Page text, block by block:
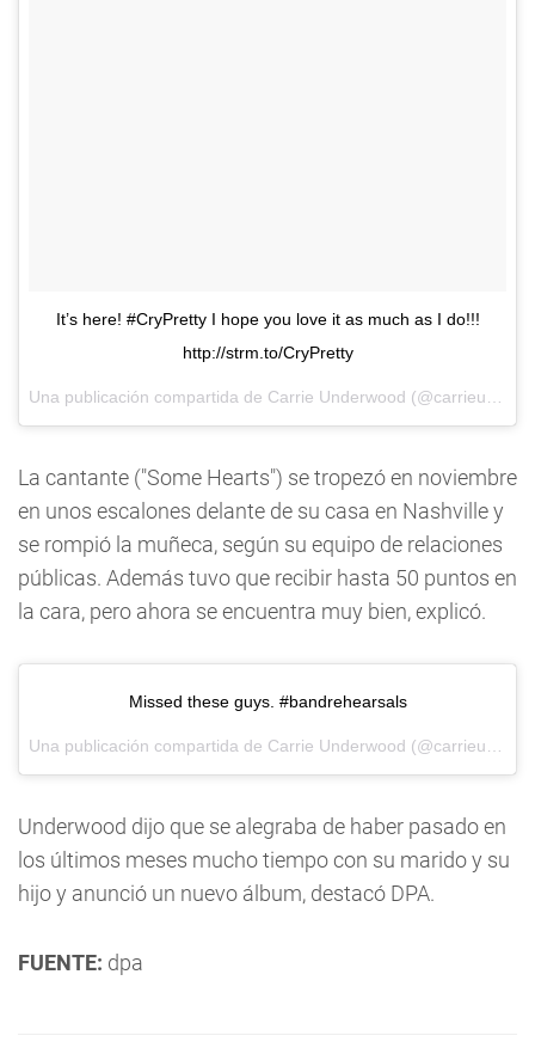
It’s here! #CryPretty I hope you love it as much as I do!!!
http://strm.to/CryPretty
Una publicación compartida de Carrie Underwood (@carrieunderwood) el
La cantante ("Some Hearts") se tropezó en noviembre
en unos escalones delante de su casa en Nashville y
se rompió la muñeca, según su equipo de relaciones
públicas. Además tuvo que recibir hasta 50 puntos en
la cara, pero ahora se encuentra muy bien, explicó.
Missed these guys. #bandrehearsals
Una publicación compartida de Carrie Underwood (@carrieunderwood) el
Underwood dijo que se alegraba de haber pasado en
los últimos meses mucho tiempo con su marido y su
hijo y anunció un nuevo álbum, destacó DPA.
FUENTE: dpa